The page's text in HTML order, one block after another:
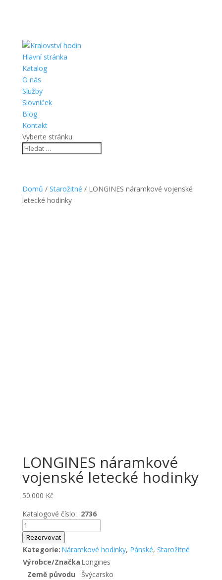
Hlavní stránka
Katalog
O nás
Služby
Slovníček
Blog
Kontakt
Vyberte stránku
Domů / Starožitné / LONGINES náramkové vojenské
letecké hodinky
LONGINES náramkové
vojenské letecké hodinky
50.000 Kč
Katalogové číslo: 2736
LONGINES
náramkové
vojenské
letecké
hodinky
Rezervovat
Kategorie: Náramkové hodinky, Pánské, Starožitné
Výrobce/Značka Longines
Země původu
Švýcarsko